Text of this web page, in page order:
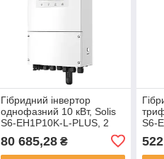
Гібридний інвертор
однофазний 10 кВт, Solis
S6-EH1P10K-L-PLUS, 2
(низьковольтний)
80 685,28₴
S6-